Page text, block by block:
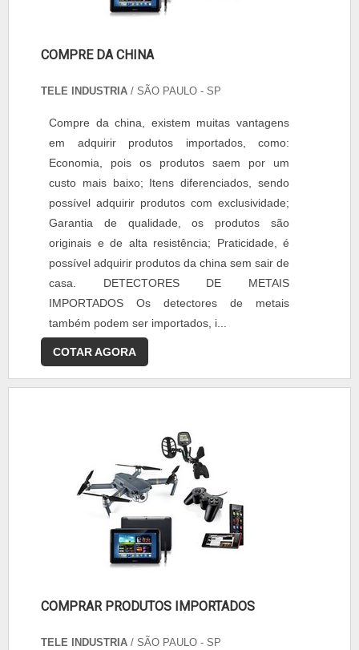
COMPRE DA CHINA
TELE INDUSTRIA / SÃO PAULO - SP
Compre da china, existem muitas vantagens
em adquirir produtos importados, como:
Economia, pois os produtos saem por um
custo mais baixo; Itens diferenciados, sendo
possível adquirir produtos com exclusividade;
Garantia de qualidade, os produtos são
originais e de alta resistência; Praticidade, é
possível adquirir produtos da china sem sair de
casa. DETECTORES DE METAIS
IMPORTADOS Os detectores de metais
também podem ser importados, i...
COTAR AGORA
COMPRAR PRODUTOS IMPORTADOS
TELE INDUSTRIA / SÃO PAULO - SP